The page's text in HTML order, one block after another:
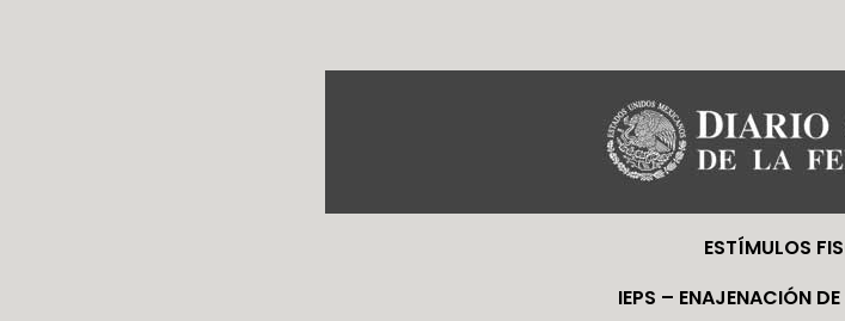
ESTÍMULOS
IEPS – ENAJENACIÓN